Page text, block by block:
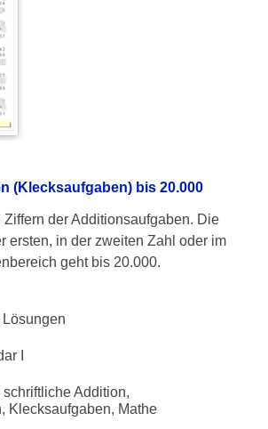
(Klecksaufgaben) bis 20.000
der Additionsaufgaben. Die
ersten, in der zweiten Zahl oder im
geht bis 20.000.
I
Addition,
Klecksaufgaben, Mathe